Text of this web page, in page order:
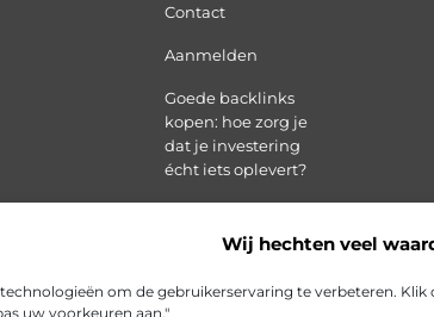
Wij hechten veel
om de gebruikerservaring te verbeteren. Klik
uw voorkeuren aan."
Contact
Aanmelden
Goede backlinks
kopen: hoe zorg je
dat je investering
écht iets oplevert?
verdienen met mijn